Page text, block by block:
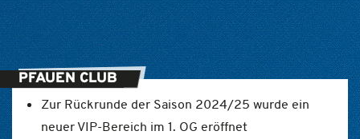
PFAUEN CLUB
Zur Rückrunde der Saison 2024/25 wurde ein
neuer VIP-Bereich im 1. OG eröffnet